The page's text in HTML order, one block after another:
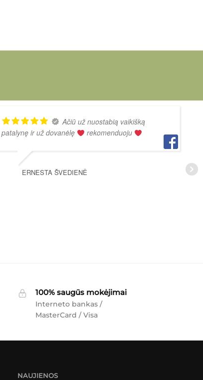
Ačiū už nuostabią vaikišką
patalynę ir už dovanėlę
rekomenduoju
ERNESTA ŠVEDIENĖ
100% saugūs mokėjimai
Interneto bankas /
MasterCard / Visa
NAUJIENOS